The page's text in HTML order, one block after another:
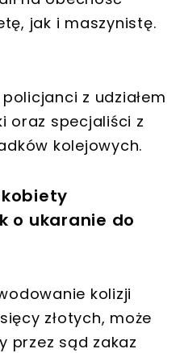
jak i maszynistę.
z udziałem
oraz specjaliści z
kolejowych.
o ukaranie do
kolizji
złotych, może
przez sąd zakaz